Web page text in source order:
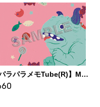
【パラパラメモTube(R)】MOGUMOGU BEROMI編（monyura）